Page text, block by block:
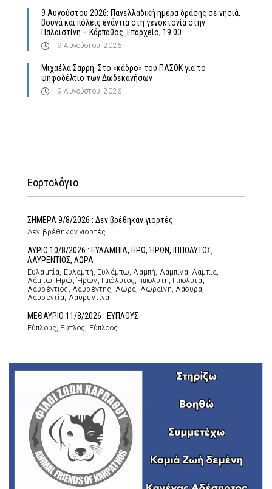
9 Αυγούστου 2026: Πανελλαδική ημέρα δράσης σε νησιά,
βουνά και πόλεις ενάντια στη γενοκτονία στην
Παλαιστίνη – Κάρπαθος: Επαρχείο, 19:00
9 Αυγούστου, 2026
Μιχαέλα Σαρρή: Στο «κάδρο» του ΠΑΣΟΚ για το
ψηφοδέλτιο των Δωδεκανήσων
9 Αυγούστου, 2026
Εορτολόγιο
ΣΗΜΕΡΑ 9/8/2026 : Δεν βρέθηκαν γιορτές
Δεν βρέθηκαν γιορτές
ΑΥΡΙΟ 10/8/2026 : ΕΥΛΑΜΠΙΑ, ΗΡΩ, ΉΡΩΝ, ΙΠΠΟΛΥΤΟΣ,
ΛΑΥΡΕΝΤΙΟΣ, ΛΩΡΑ
Ευλαμπία, Ευλαμπή, Ευλάμπω, Λαμπή, Λαμπίνα, Λαμπία,
Λάμπω, Ηρώ, Ήρων, Ιππόλυτος, Ιππολύτη, Ιππολύτα,
Λαυρέντιος, Λαυρέντης, Λώρα, Λωραίνη, Λάουρα,
Λαυρεντία, Λαυρεντίνα
ΜΕΘΑΥΡΙΟ 11/8/2026 : ΕΥΠΛΟΥΣ
Εύπλους, Εύπλος, Εύπλοος